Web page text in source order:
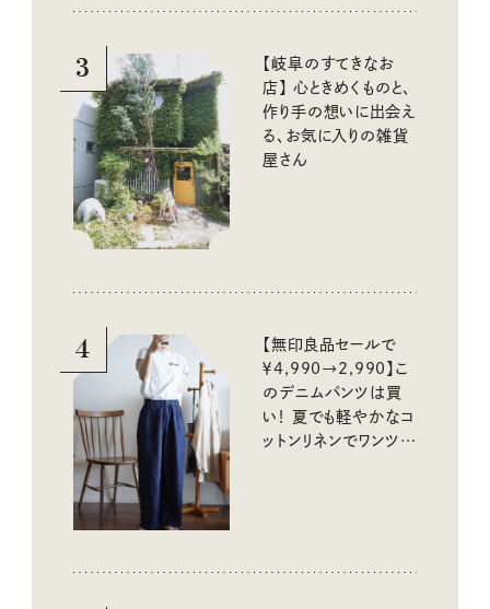
3
【岐阜のすてきなお
店】 心ときめくものと、
作り手の想いに出会え
る、お気に入りの雑貨
屋さん
4
【無印良品セールで
￥4,990→2,990】こ
のデニムパンツは買
い！ 夏でも軽やかなコ
ットンリネンでワンツー